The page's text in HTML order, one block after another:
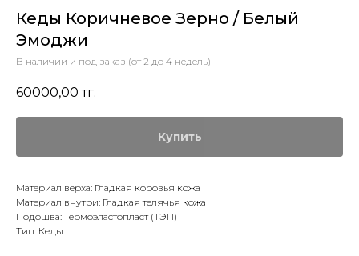
Кеды Коричневое Зерно / Белый
Эмоджи
В наличии и под заказ (от 2 до 4 недель)
60000,00 тг.
Купить
Материал верха: Гладкая коровья кожа
Материал внутри: Гладкая телячья кожа
Подошва: Термоэластопласт (ТЭП)
Тип: Кеды